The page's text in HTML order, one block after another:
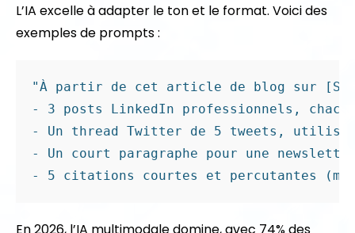
L’IA excelle à adapter le ton et le format. Voici des
exemples de prompts :
"À partir de cet article de blog sur
- 3 posts LinkedIn professionnels,
- Un thread Twitter de 5 tweets,
- Un court paragraphe pour une
En 2026, l’IA multimodale domine, avec 74% des